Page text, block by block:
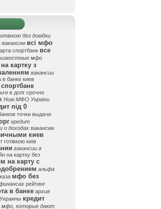
без довідки
вакансии всі мфо
спортбанк все
мфо
картку з
вакансии
в банке киев
в долг срочно
Нові МФО України
під 0
точки выдачи
кредит
о доходах вакансии
киев
готівкою київ
вакансии в
на картку без
на карту с
альфа
мфо без
рейтинг
в банке архив
кредит
мфо, которые дают